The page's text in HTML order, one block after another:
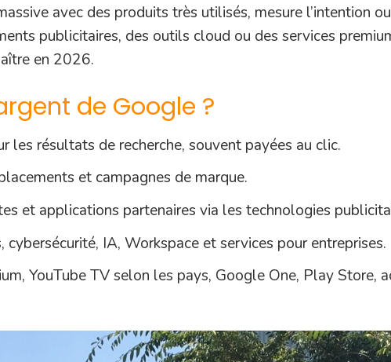
avec des produits très utilisés, mesure l’intention
publicitaires, des outils cloud ou des services
en 2026.
de Google ?
les résultats de recherche, souvent payées au clic.
et campagnes de marque.
et applications partenaires via les technologies
IA, Workspace et services pour entreprises.
YouTube TV selon les pays, Google One, Play Store,